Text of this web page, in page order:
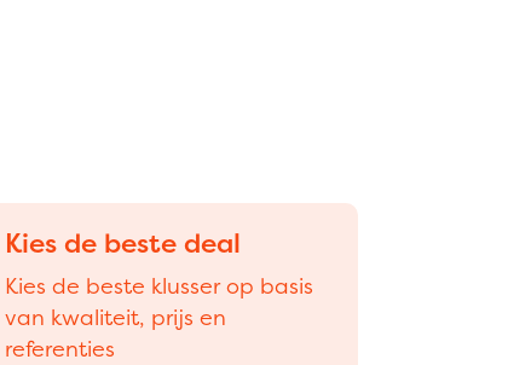
Kies de beste deal
Kies de beste klusser op basis
van kwaliteit, prijs en
referenties